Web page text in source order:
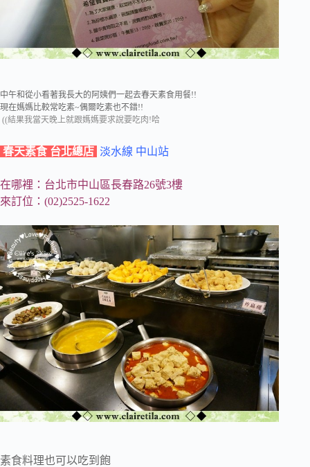
中午和從小看著我長大的阿姨們一起去春天素食用餐!!
現在媽媽比較常吃素~偶爾吃素也不錯!!
((結果我當天晚上就跟媽媽要求說要吃肉!哈
春天素食 台北總店 淡水線 中山站
在哪裡：台北市中山區長春路26號3樓
來訂位：(02)2525-1622
素食料理也可以吃到飽